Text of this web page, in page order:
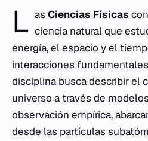
L as Ciencias Físicas
ciencia natural que
energía, el espacio y el
interacciones
disciplina busca describir el
universo a través de
observación empírica,
desde las partículas